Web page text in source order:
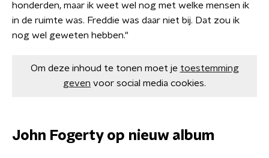
honderden, maar ik weet wel nog met welke mensen ik
in de ruimte was. Freddie was daar niet bij. Dat zou ik
nog wel geweten hebben."
Om deze inhoud te tonen moet je toestemming
geven voor social media cookies.
John Fogerty op nieuw album